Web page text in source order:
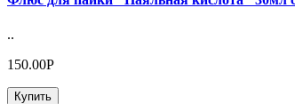
..
150.00Р
Купить